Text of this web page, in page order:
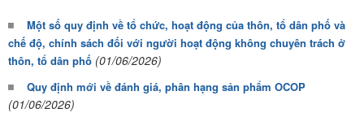
Một số quy định về tổ chức, hoạt động của thôn, tổ dân phố và
chế độ, chính sách đối với người hoạt động không chuyên trách ở
thôn, tổ dân phố (01/06/2026)
Quy định mới về đánh giá, phân hạng sản phẩm OCOP
(01/06/2026)